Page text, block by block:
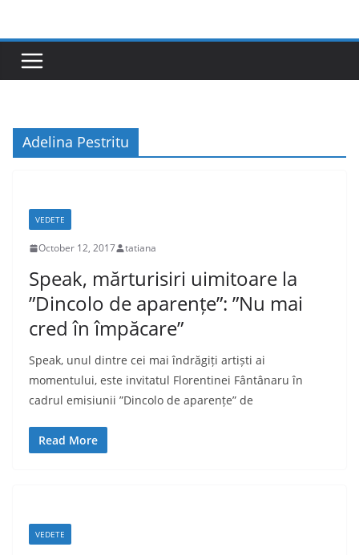
content
Adelina Pestritu
VEDETE
October 12, 2017 tatiana
Speak, mărturisiri uimitoare la
”Dincolo de aparențe”: ”Nu mai
cred în împăcare”
Speak, unul dintre cei mai îndrăgiți artiști ai
momentului, este invitatul Florentinei Fântânaru în
cadrul emisiunii ”Dincolo de aparențe” de
Read More
VEDETE